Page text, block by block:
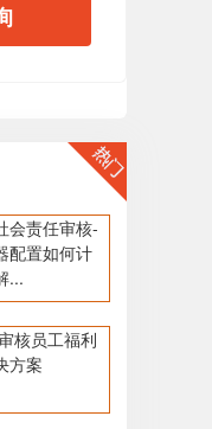
会责任审核-
配置如何计
...
核员工福利
方案